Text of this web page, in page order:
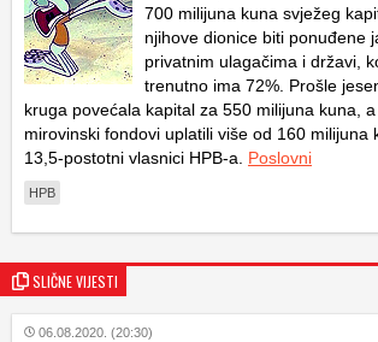
700 milijuna kuna svježeg
njihove dionice biti ponuđene
privatnim ulagačima i državi,
trenutno ima 72%. Prošle
kruga povećala kapital za 550 milijuna kuna,
mirovinski fondovi uplatili više od 160 milijuna
13,5-postotni vlasnici HPB-a. Poslovni
HPB
SLIČNE VIJESTI
06.08.2020. (20:30)